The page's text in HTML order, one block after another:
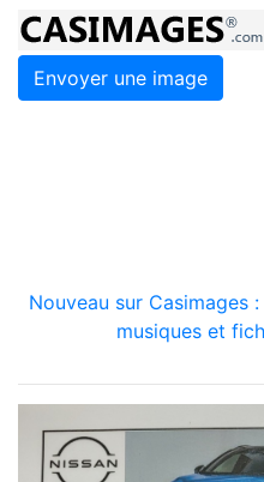
Envoyer une image
Nouveau sur Casimages
musiques et